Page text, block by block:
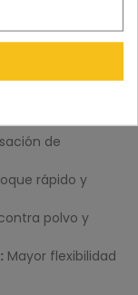
Sigma
de
rápido y
polvo y
Mayor flexibilidad